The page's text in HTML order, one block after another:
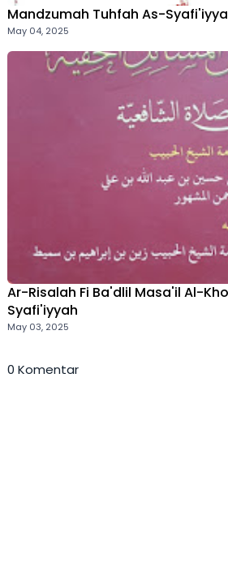
Mandzumah Tuhfah As-
May 04, 2025
Ar-Risalah Fi Ba'dlil Masa'il Al-
Syafi'iyyah
May 03, 2025
0 Komentar